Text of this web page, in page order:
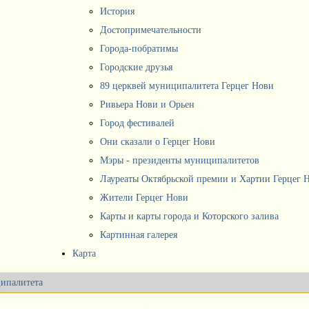
История
Достопримечательности
Города-побратимы
Городские друзья
89 церквей муниципалитета Герцег Нови
Ривьера Нови и Орьен
Город фестивалей
Они сказали о Герцег Нови
Мэры - президенты муниципалитетов
Лауреаты Октябрьской премии и Хартии Герцег
Жители Герцег Нови
Карты и карты города и Которского залива
Картинная галерея
Карта